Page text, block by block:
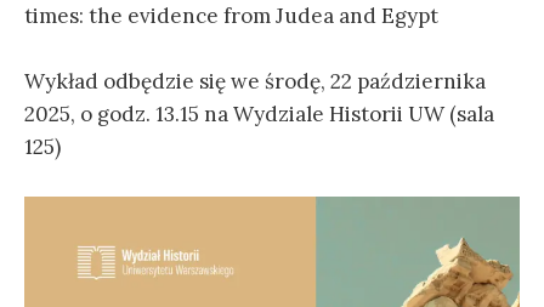
times: the evidence from Judea and Egypt
Wykład odbędzie się we środę, 22 października
2025, o godz. 13.15 na Wydziale Historii UW (sala
125)